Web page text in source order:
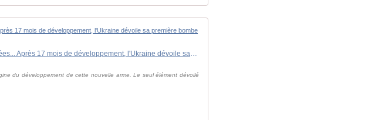
Guerre en Ukraine : une ogive de 250 kg capable de frapper des cibles fortifiées... Après 17 mois de développement, l'Ukraine dévoile sa première bombe aérienne guidée de fabrication nationale
du développement de cette nouvelle arme. Le seul élément dévoilé